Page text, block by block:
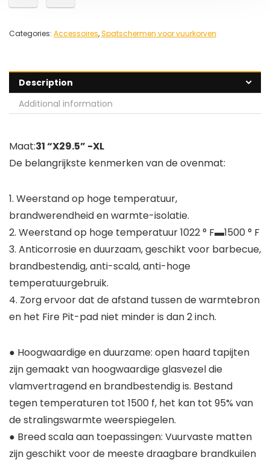
Categories: Accessoires,Spatschermen voor vuurkorven
Description
Additional information
Maat:31 “X29.5” -XL
De belangrijkste kenmerken van de ovenmat:
1. Weerstand op hoge temperatuur,
brandwerendheid en warmte-isolatie.
2. Weerstand op hoge temperatuur 1022 ° F▬1500 ° F
3. Anticorrosie en duurzaam, geschikt voor barbecue,
brandbestendig, anti-scald, anti-hoge
temperatuurgebruik.
4. Zorg ervoor dat de afstand tussen de warmtebron
en het Fire Pit-pad niet minder is dan 2 inch.
● Hoogwaardige en duurzame: open haard tapijten
zijn gemaakt van hoogwaardige glasvezel die
vlamvertragend en brandbestendig is. Bestand
tegen temperaturen tot 1500 f, het kan tot 95% van
de stralingswarmte weerspiegelen.
● Breed scala aan toepassingen: Vuurvaste matten
zijn geschikt voor de meeste draagbare brandkuilen